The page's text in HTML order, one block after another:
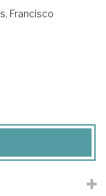
Francisco